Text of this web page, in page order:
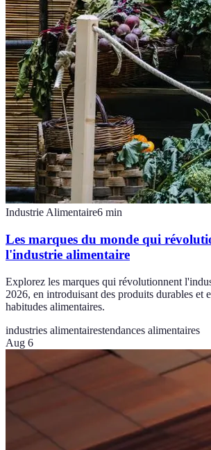
Industrie Alimentaire6 min
Les marques du monde qui
l'industrie alimentaire
Explorez les marques qui révolutionnent
2026, en introduisant des produits durables et
habitudes alimentaires.
industries alimentairestendances alimentaires
Aug 6